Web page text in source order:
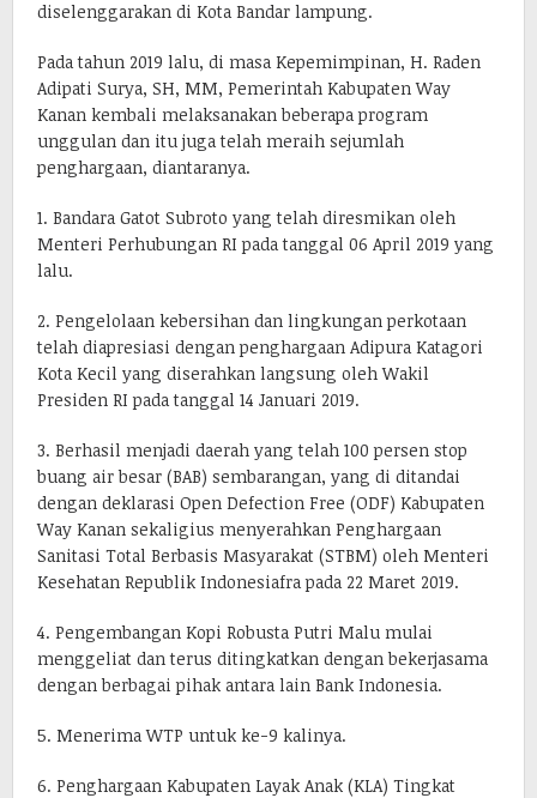
diselenggarakan di Kota Bandar lampung.
Pada tahun 2019 lalu, di masa Kepemimpinan, H. Raden
Adipati Surya, SH, MM, Pemerintah Kabupaten Way
Kanan kembali melaksanakan beberapa program
unggulan dan itu juga telah meraih sejumlah
penghargaan, diantaranya.
1. Bandara Gatot Subroto yang telah diresmikan oleh
Menteri Perhubungan RI pada tanggal 06 April 2019 yang
lalu.
2. Pengelolaan kebersihan dan lingkungan perkotaan
telah diapresiasi dengan penghargaan Adipura Katagori
Kota Kecil yang diserahkan langsung oleh Wakil
Presiden RI pada tanggal 14 Januari 2019.
3. Berhasil menjadi daerah yang telah 100 persen stop
buang air besar (BAB) sembarangan, yang di ditandai
dengan deklarasi Open Defection Free (ODF) Kabupaten
Way Kanan sekaligius menyerahkan Penghargaan
Sanitasi Total Berbasis Masyarakat (STBM) oleh Menteri
Kesehatan Republik Indonesiafra pada 22 Maret 2019.
4. Pengembangan Kopi Robusta Putri Malu mulai
menggeliat dan terus ditingkatkan dengan bekerjasama
dengan berbagai pihak antara lain Bank Indonesia.
5. Menerima WTP untuk ke-9 kalinya.
6. Penghargaan Kabupaten Layak Anak (KLA) Tingkat